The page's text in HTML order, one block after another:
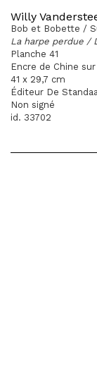
Willy
Bob et Bobette /
La harpe perdue /
Planche 41
Encre de Chine
41 x 29,7 cm
Éditeur De
Non signé
id. 33702